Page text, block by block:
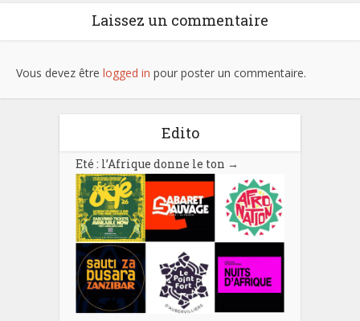
Laissez un commentaire
Vous devez être logged in pour poster un commentaire.
Edito
Eté : l’Afrique donne le ton →